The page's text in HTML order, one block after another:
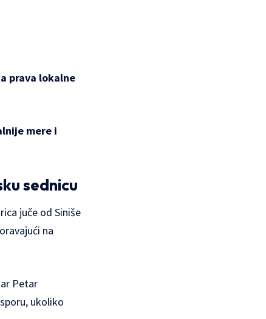
prava lokalne
mere i
sednicu
juče od Siniše
na
Petar
ukoliko